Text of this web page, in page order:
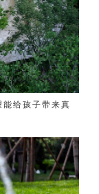
能给孩子带来真